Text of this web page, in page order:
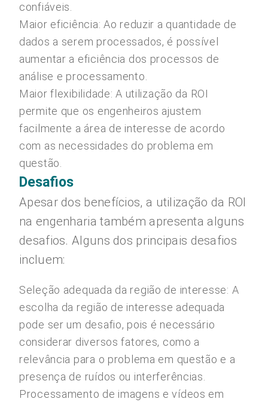
confiáveis.
Maior eficiência: Ao reduzir a quantidade de
dados a serem processados, é possível
aumentar a eficiência dos processos de
análise e processamento.
Maior flexibilidade: A utilização da ROI
permite que os engenheiros ajustem
facilmente a área de interesse de acordo
com as necessidades do problema em
questão.
Desafios
Apesar dos benefícios, a utilização da ROI
na engenharia também apresenta alguns
desafios. Alguns dos principais desafios
incluem:
Seleção adequada da região de interesse: A
escolha da região de interesse adequada
pode ser um desafio, pois é necessário
considerar diversos fatores, como a
relevância para o problema em questão e a
presença de ruídos ou interferências.
Processamento de imagens e vídeos em